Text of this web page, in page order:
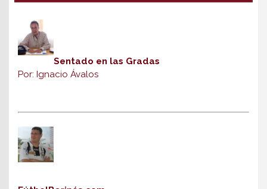
Sentado en las Gradas
Por: Ignacio Ávalos